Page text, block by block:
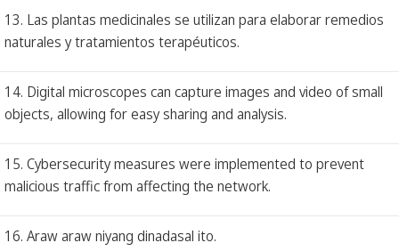
13. Las plantas medicinales se utilizan para elaborar remedios
naturales y tratamientos terapéuticos.
14. Digital microscopes can capture images and video of small
objects, allowing for easy sharing and analysis.
15. Cybersecurity measures were implemented to prevent
malicious traffic from affecting the network.
16. Araw araw niyang dinadasal ito.